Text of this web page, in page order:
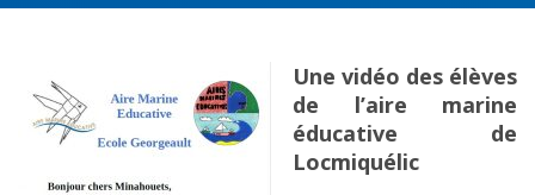
Une vidéo des élèves
de l’aire marine
éducative de
Locmiquélic